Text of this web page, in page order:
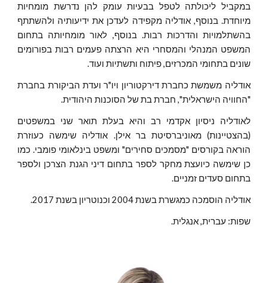
במקביל ליכולתה לטפל בבעיות עומק להן נדרשת מומחיות
מיוחדת. בנוסף, אודליה מקפידה לעדכן את ידיעותיה ולהשתתף
בהשתלמויות והדרכות רבות. בנוסף, לאור מומחיותה בתחום
המשפט המנהלי והמסחרי היא הרצתה פעמים רבות בפורומים
שונים בתחומי המכרזים, פיתוח ותשתיות ועוד.
אודליה משמשת כחברת דירקטוריון ויו"ר ועדת הביקורת בחברת
"החוויה הישראלית", חברת בת של הסוכנות היהודית.
לאודליה ניסיון אקדמי רב והיא בעלת תואר שני במשפטים
(בהצטיינות) מאוניברסיטת בר אילן. אודליה שימשה כעוזרת
הוראה בקורסים "מסמכים סחירים" ומשפט בינלאומי פומבי. כמו
כן שימשה כיועצת מחקר לספר בתחום דיני הגנת הצרכן ולספר
בתחום סעדים זמניים.
אודליה הוסמכה כמגשרת בשנת 2004 וכנוטריון בשנת 2017.
שפות: עברית, אנגלית.